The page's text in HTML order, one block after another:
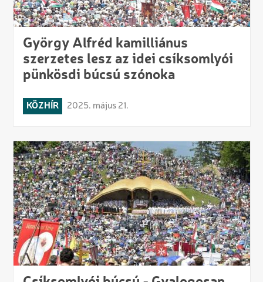
György Alfréd kamilliánus
szerzetes lesz az idei csíksomlyói
pünkösdi búcsú szónoka
KÖZHÍR 2025. május 21.